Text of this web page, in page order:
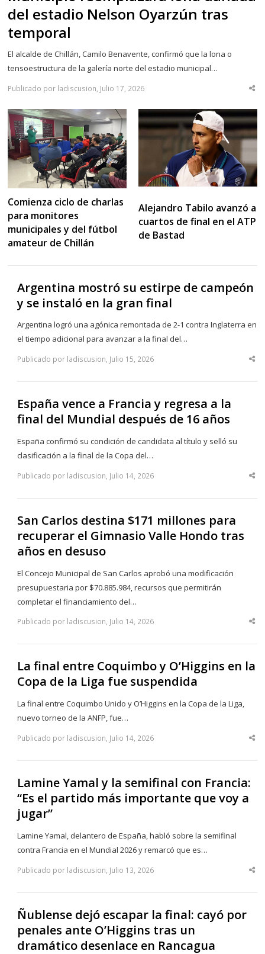
del estadio Nelson Oyarzún tras
temporal
El alcalde de Chillán, Camilo Benavente, confirmó que la lona o
tensoestructura de la galería norte del estadio municipal…
Publicado por ladiscusion, Julio 17, 2026
Comienza ciclo de charlas
para monitores
municipales y del fútbol
amateur de Chillán
Alejandro Tabilo avanzó a
cuartos de final en el ATP
de Bastad
Argentina mostró su estirpe de campeón
y se instaló en la gran final
Argentina logró una agónica remontada de 2-1 contra Inglaterra en
el tiempo adicional para avanzar a la final del…
Publicado por ladiscusion, Julio 15, 2026
España vence a Francia y regresa a la
final del Mundial después de 16 años
España confirmó su condición de candidata al título y selló su
clasificación a la final de la Copa del…
Publicado por ladiscusion, Julio 14, 2026
San Carlos destina $171 millones para
recuperar el Gimnasio Valle Hondo tras
años en desuso
El Concejo Municipal de San Carlos aprobó una modificación
presupuestaria por $70.885.984, recursos que permitirán
completar el financiamiento del…
Publicado por ladiscusion, Julio 14, 2026
La final entre Coquimbo y O’Higgins en la
Copa de la Liga fue suspendida
La final entre Coquimbo Unido y O’Higgins en la Copa de la Liga,
nuevo torneo de la ANFP, fue…
Publicado por ladiscusion, Julio 14, 2026
Lamine Yamal y la semifinal con Francia:
“Es el partido más importante que voy a
jugar”
Lamine Yamal, delantero de España, habló sobre la semifinal
contra Francia en el Mundial 2026 y remarcó que es…
Publicado por ladiscusion, Julio 13, 2026
Ñublense dejó escapar la final: cayó por
penales ante O’Higgins tras un
dramático desenlace en Rancagua